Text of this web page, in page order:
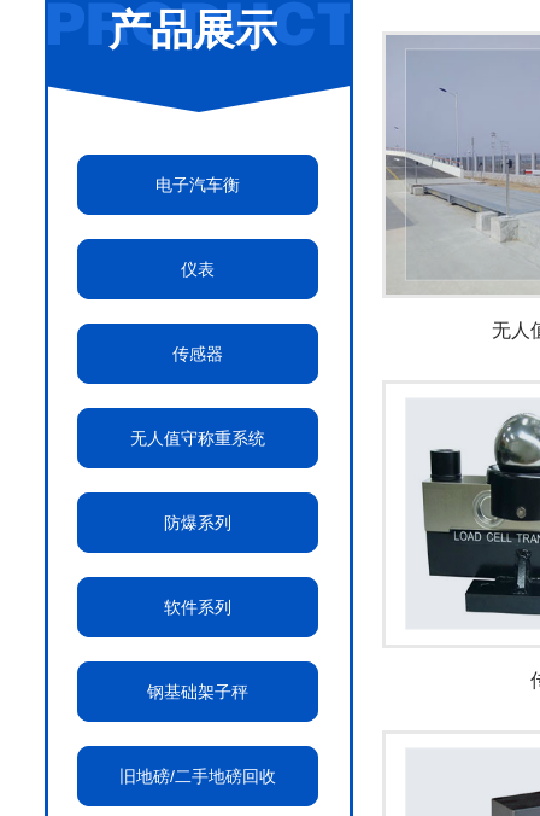
产品展示
电子汽车衡
仪表
传感器
无人值守称重系统
防爆系列
软件系列
钢基础架子秤
旧地磅/二手地磅回收
无人